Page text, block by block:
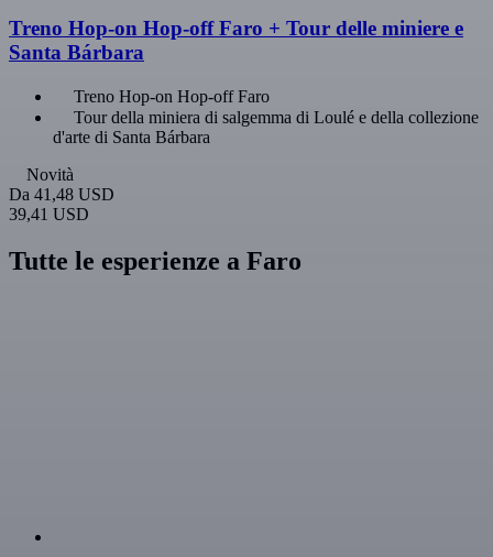
Treno Hop-on Hop-off Faro + Tour delle miniere e
Santa Bárbara
Treno Hop-on Hop-off Faro
Tour della miniera di salgemma di Loulé e della collezione
d'arte di Santa Bárbara
Novità
Da 41,48 USD
39,41 USD
Tutte le esperienze a Faro